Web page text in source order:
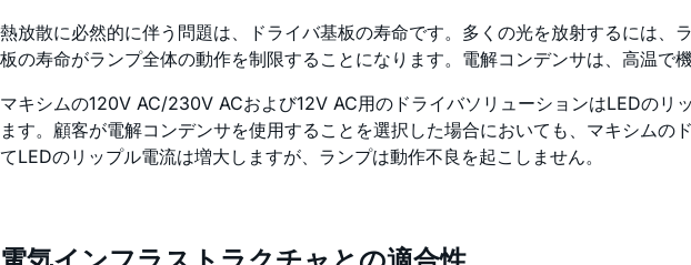
熱放散に必然的に伴う問題は、ドライバ基板の寿命です。多くの光を放射するには
板の寿命がランプ全体の動作を制限することになります。電解コンデンサは、高温で
マキシムの120V AC/230V ACおよび12V AC用のドライバソリューションはLEDの
ます。顧客が電解コンデンサを使用することを選択した場合においても、マキシム
てLEDのリップル電流は増大しますが、ランプは動作不良を起こしません。